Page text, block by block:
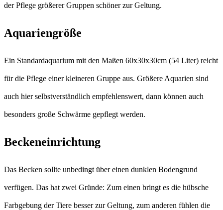
der Pflege größerer Gruppen schöner zur Geltung.
Aquariengröße
Ein Standardaquarium mit den Maßen 60x30x30cm (54 Liter) reicht
für die Pflege einer kleineren Gruppe aus. Größere Aquarien sind
auch hier selbstverständlich empfehlenswert, dann können auch
besonders große Schwärme gepflegt werden.
Beckeneinrichtung
Das Becken sollte unbedingt über einen dunklen Bodengrund
verfügen. Das hat zwei Gründe: Zum einen bringt es die hübsche
Farbgebung der Tiere besser zur Geltung, zum anderen fühlen die